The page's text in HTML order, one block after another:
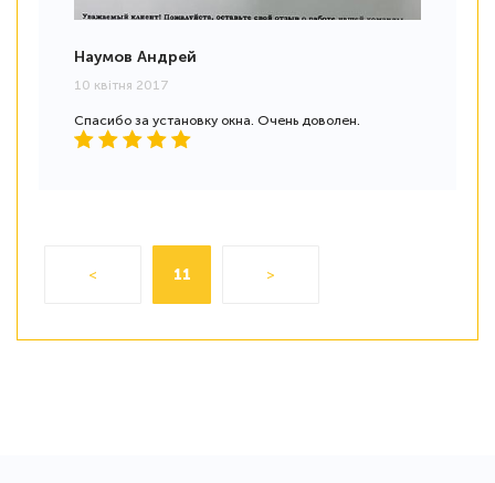
Наумов Андрей
10 квітня 2017
Спасибо за установку окна. Очень доволен.
< 11 >